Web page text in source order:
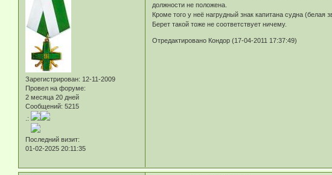
Зарегистрирован: 12-11-2009
Провел на форуме:
2 месяца 20 дней
Сообщений: 5215
.:
Последний визит:
01-02-2025 20:11:35
должности не положена.
Кроме того у неё нагрудный знак капитана судна (белая
Берет такой тоже не соответствует ничему.
Отредактировано Кондор (17-04-2011 17:37:49)